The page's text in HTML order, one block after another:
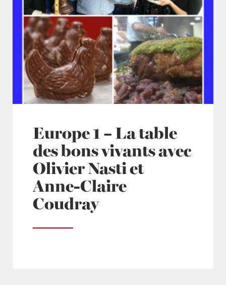
Europe 1 – La table
des bons vivants avec
Olivier Nasti et
Anne-Claire
Coudray